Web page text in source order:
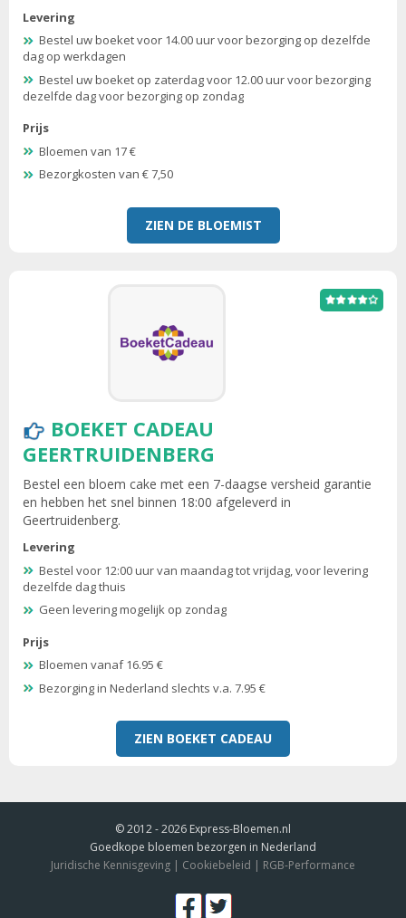
Levering
Bestel uw boeket voor 14.00 uur voor bezorging op dezelfde
dag op werkdagen
Bestel uw boeket op zaterdag voor 12.00 uur voor bezorging
dezelfde dag voor bezorging op zondag
Prijs
Bloemen van 17 €
Bezorgkosten van € 7,50
ZIEN DE BLOEMIST
BOEKET CADEAU
GEERTRUIDENBERG
Bestel een bloem cake met een 7-daagse versheid garantie
en hebben het snel binnen 18:00 afgeleverd in
Geertruidenberg.
Levering
Bestel voor 12:00 uur van maandag tot vrijdag, voor levering
dezelfde dag thuis
Geen levering mogelijk op zondag
Prijs
Bloemen vanaf 16.95 €
Bezorging in Nederland slechts v.a. 7.95 €
ZIEN BOEKET CADEAU
© 2012 - 2026 Express-Bloemen.nl
Goedkope bloemen bezorgen in Nederland
Juridische Kennisgeving | Cookiebeleid | RGB-Performance